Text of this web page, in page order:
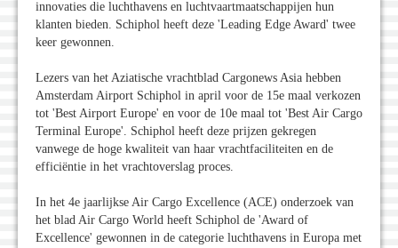
innovaties die luchthavens en luchtvaartmaatschappijen hun
klanten bieden. Schiphol heeft deze 'Leading Edge Award' twee
keer gewonnen.
Lezers van het Aziatische vrachtblad Cargonews Asia hebben
Amsterdam Airport Schiphol in april voor de 15e maal verkozen
tot 'Best Airport Europe' en voor de 10e maal tot 'Best Air Cargo
Terminal Europe'. Schiphol heeft deze prijzen gekregen
vanwege de hoge kwaliteit van haar vrachtfaciliteiten en de
efficiëntie in het vrachtoverslag proces.
In het 4e jaarlijkse Air Cargo Excellence (ACE) onderzoek van
het blad Air Cargo World heeft Schiphol de 'Award of
Excellence' gewonnen in de categorie luchthavens in Europa met